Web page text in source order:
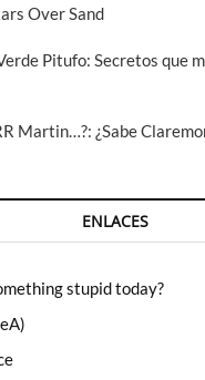
Over Sand
Pitufo: Secretos que
Martin…?: ¿Sabe
ENLACES
stupid today?